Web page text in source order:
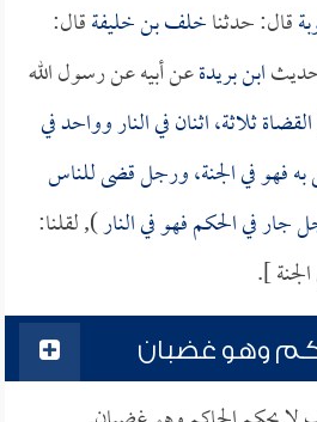
قال: حدثناخلف بن خليفةقال:
ابن بريدةعن أبيه عن رسول الله
القضاة ثلاثة، اثنان في النار وواحد في
فهو في الجنة، ورجل قضى للناس
جار في الحكم فهو في النار), لقلنا:
].
وهو غضبان